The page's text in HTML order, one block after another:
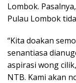
Lombok.
Pulau Lombok
“Kita doakan
senantiasa
aspirasi wong
NTB. Kami akan